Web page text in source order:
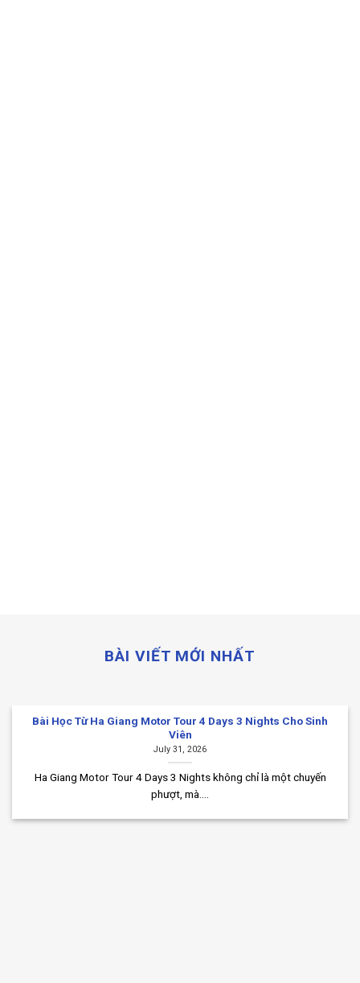
BÀI VIẾT MỚI NHẤT
Bài Học Từ Ha Giang Motor Tour 4 Days 3 Nights Cho Sinh
Viên
July 31, 2026
Ha Giang Motor Tour 4 Days 3 Nights không chỉ là một chuyến
phượt, mà....